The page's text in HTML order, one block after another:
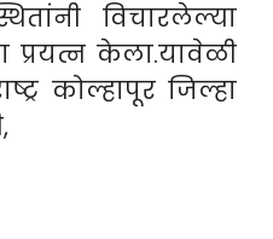
विचारलेल्या
प्रयत्न केला.यावेळी
कोल्हापूर जिल्हा